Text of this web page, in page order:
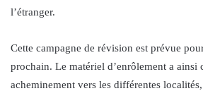
l’étranger.
Cette campagne de révision est prévue
prochain. Le matériel d’enrôlement a ainsi
acheminement vers les différentes